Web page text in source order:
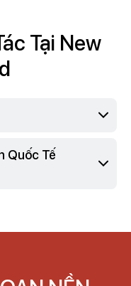
Tại New
Quốc Tế